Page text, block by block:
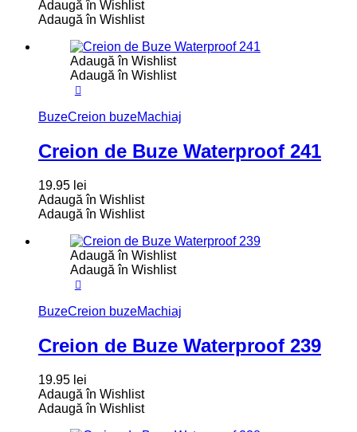
Adaugă în Wishlist
Adaugă în Wishlist
Adaugă în Wishlist
Adaugă în Wishlist
BuzeCreion buzeMachiaj
Creion de Buze Waterproof 241
19.95 lei
Adaugă în Wishlist
Adaugă în Wishlist
Adaugă în Wishlist
Adaugă în Wishlist
BuzeCreion buzeMachiaj
Creion de Buze Waterproof 239
19.95 lei
Adaugă în Wishlist
Adaugă în Wishlist